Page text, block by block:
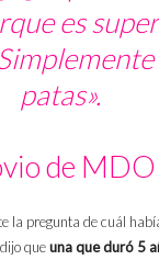
es
patas».
de MDO
la pregunta de cuál
queuna que duró 5